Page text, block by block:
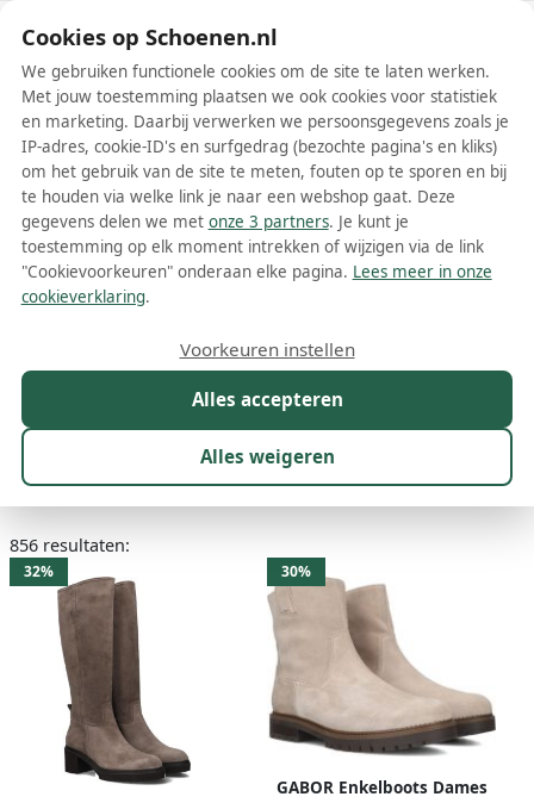
Schoenen.nl
Wis filters Alle filters
Gabor dames laarzen
Op zoek naar een paar stijlvolle en comfortabele Gabor dames
laarzen? Dan ben je hier aan het juiste adres! Gabor is een
schoenen en laarzen produceert. Het merk staat bekend om zijn
hoge kwaliteit en perfecte pasvorm, waardoor Gabor dames
laarzen ideaal zijn voor vrouwen met gevoelige of veeleisende
voeten. Of je nu op zoek bent naar een mooi paar enkellaarzen,
lange laarzen of meer casual laarzen, bij Gabor vind je
gegarandeerd het perfecte paar.
Hoge laarzen Veterlaarzen
Maat Merk 1 Model Kleur Prijs
856 resultaten:
32% 30%
GABOR Enkelboots Dames
Cookies op Schoenen.nl
We gebruiken functionele cookies om de site te laten werken.
Met jouw toestemming plaatsen we ook cookies voor statistiek
en marketing. Daarbij verwerken we persoonsgegevens zoals je
IP-adres, cookie-ID's en surfgedrag (bezochte pagina's en kliks)
om het gebruik van de site te meten, fouten op te sporen en bij
te houden via welke link je naar een webshop gaat. Deze
gegevens delen we met onze 3 partners. Je kunt je
toestemming op elk moment intrekken of wijzigen via de link
"Cookievoorkeuren" onderaan elke pagina. Lees meer in onze
cookieverklaring.
Alles accepteren
Alles weigeren
Voorkeuren instellen